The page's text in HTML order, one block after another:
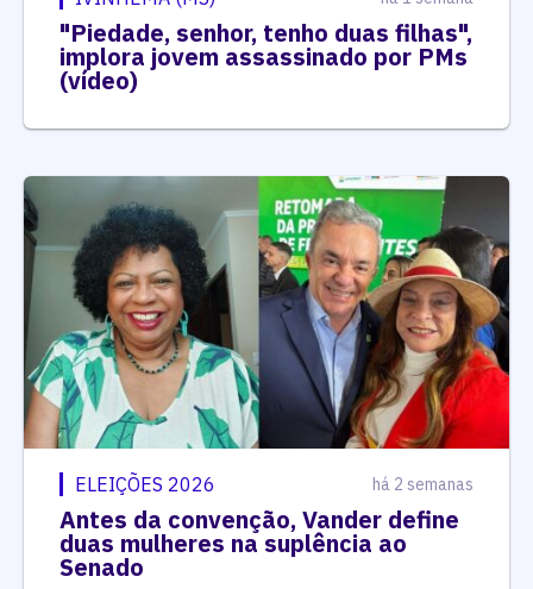
"Piedade, senhor, tenho duas filhas",
implora jovem assassinado por PMs
(vídeo)
ELEIÇÕES 2026 há 2 semanas
Antes da convenção, Vander define
duas mulheres na suplência ao
Senado